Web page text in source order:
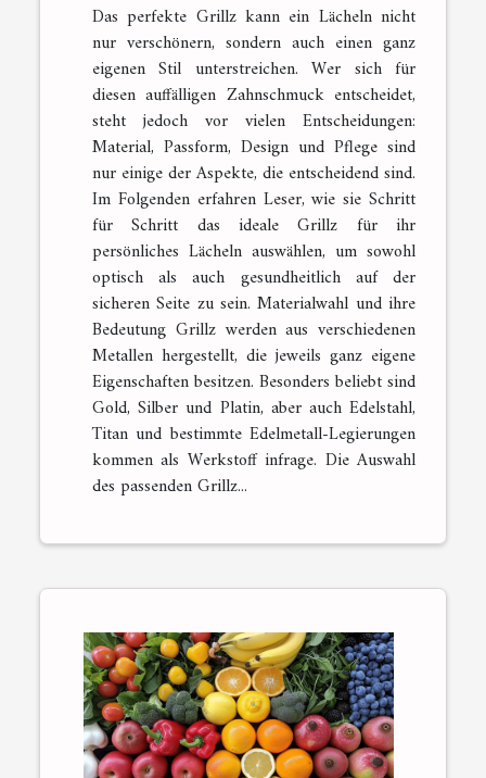
Das perfekte Grillz kann ein Lächeln nicht
nur verschönern, sondern auch einen ganz
eigenen Stil unterstreichen. Wer sich für
diesen auffälligen Zahnschmuck entscheidet,
steht jedoch vor vielen Entscheidungen:
Material, Passform, Design und Pflege sind
nur einige der Aspekte, die entscheidend sind.
Im Folgenden erfahren Leser, wie sie Schritt
für Schritt das ideale Grillz für ihr
persönliches Lächeln auswählen, um sowohl
optisch als auch gesundheitlich auf der
sicheren Seite zu sein. Materialwahl und ihre
Bedeutung Grillz werden aus verschiedenen
Metallen hergestellt, die jeweils ganz eigene
Eigenschaften besitzen. Besonders beliebt sind
Gold, Silber und Platin, aber auch Edelstahl,
Titan und bestimmte Edelmetall-Legierungen
kommen als Werkstoff infrage. Die Auswahl
des passenden Grillz...